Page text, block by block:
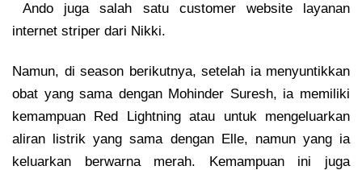
Ando juga salah satu customer website layanan
internet striper dari Nikki.
Namun, di season berikutnya, setelah ia menyuntikkan
obat yang sama dengan Mohinder Suresh, ia memiliki
kemampuan Red Lightning atau untuk mengeluarkan
aliran listrik yang sama dengan Elle, namun yang ia
keluarkan berwarna merah. Kemampuan ini juga